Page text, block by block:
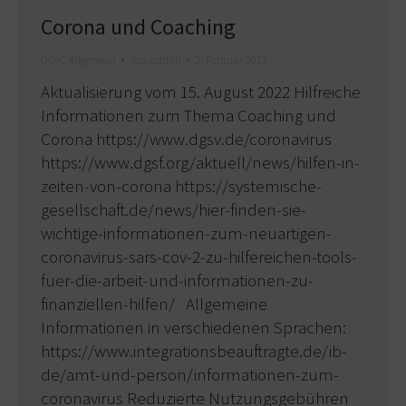
Corona und Coaching
Aktualisierung vom 15. August 2022 Hilfreiche
Informationen zum Thema Coaching und
Corona https://www.dgsv.de/coronavirus
https://www.dgsf.org/aktuell/news/hilfen-in-
zeiten-von-corona https://systemische-
gesellschaft.de/news/hier-finden-sie-
wichtige-informationen-zum-neuartigen-
coronavirus-sars-cov-2-zu-hilfereichen-tools-
fuer-die-arbeit-und-informationen-zu-
finanziellen-hilfen/ Allgemeine
Informationen in verschiedenen Sprachen:
https://www.integrationsbeauftragte.de/ib-
de/amt-und-person/informationen-zum-
coronavirus Reduzierte Nutzungsgebühren